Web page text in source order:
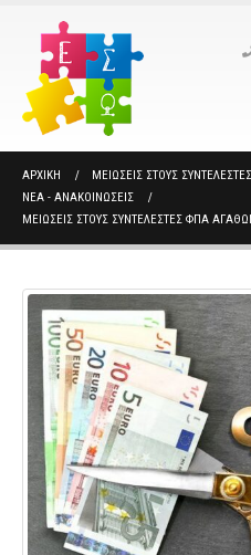
ΑΡΧΙΚΉ
ΜΕΙΏΣΕΙΣ ΣΤΟΥΣ
ΝΈΑ - ΑΝΑΚΟΙΝΏΣΕΙΣ
ΜΕΙΏΣΕΙΣ ΣΤΟΥΣ ΣΥΝΤΕΛΕΣΤΈΣ ΦΠΑ